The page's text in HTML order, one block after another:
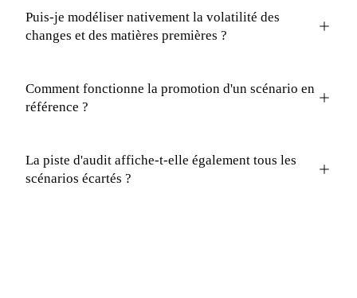
Puis-je modéliser nativement la volatilité des
changes et des matières premières ?
Comment fonctionne la promotion d'un scénario en
référence ?
La piste d'audit affiche-t-elle également tous les
scénarios écartés ?